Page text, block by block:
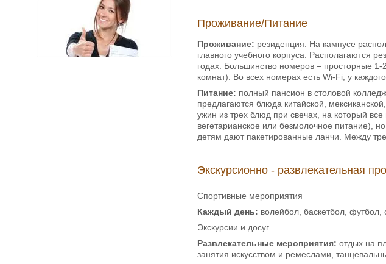
Проживание/Питание
Проживание: резиденция. На кампусе
главного учебного корпуса. Располагаются
годах. Большинство номеров – просторные
комнат). Во всех номерах есть Wi-Fi, у
Питание: полный пансион в столовой
предлагаются блюда китайской,
ужин из трех блюд при свечах, на который
вегетарианское или безмолочное питание),
детям дают пакетированные ланчи. Между
Экскурсионно - развлекательная
Спортивные мероприятия
Каждый день: волейбол, баскетбол,
Экскурсии и досуг
Развлекательные мероприятия: отдых на
занятия искусством и ремеслами,